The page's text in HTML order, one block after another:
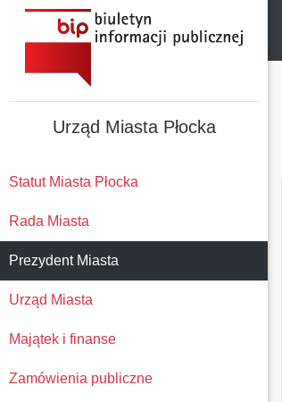
Urząd Miasta Płocka
Statut Miasta Płocka
Rada Miasta
Prezydent Miasta
Urząd Miasta
Majątek i finanse
Zamówienia publiczne